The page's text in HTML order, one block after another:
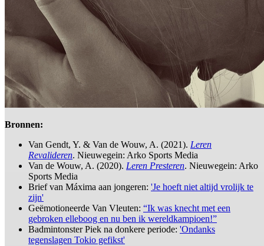
Bronnen:
Van Gendt, Y. & Van de Wouw, A. (2021). Leren
Revalideren. Nieuwegein: Arko Sports Media
Van de Wouw, A. (2020). Leren Presteren. Nieuwegein: Arko
Sports Media
Brief van Máxima aan jongeren: 'Je hoeft niet altijd vrolijk te
zijn'
Geëmotioneerde Van Vleuten: “Ik was knecht met een
gebroken elleboog en nu ben ik wereldkampioen!”
Badmintonster Piek na donkere periode: 'Ondanks
tegenslagen Tokio gefikst'